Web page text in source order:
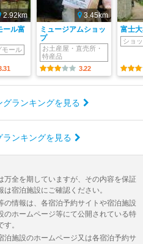
2.92km
ール富
モール
3.45km
ミュージアムショッ
プ
お土産屋・直売所・
特産品
3.22
富士
ショ
ランキングを見る
ンキングを見る
全を期していますが、その内容を保証
宿泊施設にご確認ください。
情報は、各宿泊予約サイトや宿泊施設
のホームページ等にて公開されている特
。
泊施設のホームページ又は各宿泊予約サ